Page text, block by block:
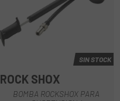
SIN STOCK
ROCK SHOX
BOMBA ROCKSHOX PARA